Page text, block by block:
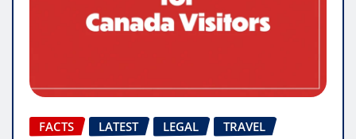
FACTS LATEST LEGAL TRAVEL